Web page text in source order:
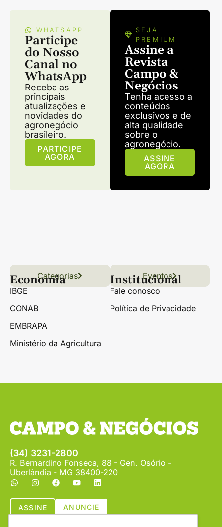
WHATSAPP
Participe
do Nosso
Canal no
WhatsApp
Receba as
principais
atualizações e
novidades do
agronegócio
brasileiro.
PARTICIPE
AGORA
SEJA
PREMIUM
Assine a
Revista
Campo &
Negócios
Tenha acesso a
conteúdos
exclusivos e de
alta qualidade
sobre o
agronegócio.
ASSINE
AGORA
Links úteis
Conteúdo Grãos
Florestas Hortifrúti
Categorias Eventos
Economia
IBGE
CONAB
EMBRAPA
Ministério da Agricultura
Institucional
Fale conosco
Política de Privacidade
(34) 3231-2800
R. Bernardino Fonseca, 88 - Gen. Osório -
Uberlândia - MG 38400-220
ASSINE ANUNCIE